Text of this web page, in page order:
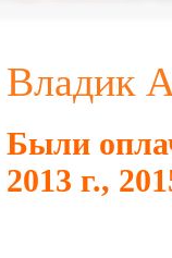
Владик
Были
2013 г.,